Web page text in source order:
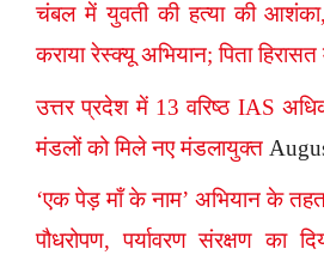
चंबल में युवती की हत्या की
कराया रेस्क्यू अभियान; पिता हिरासत
उत्तर प्रदेश में 13 वरिष्ठ IAS
मंडलों को मिले नए मंडलायुक्त
‘एक पेड़ माँ के नाम’ अभियान के
पौधरोपण, पर्यावरण संरक्षण का